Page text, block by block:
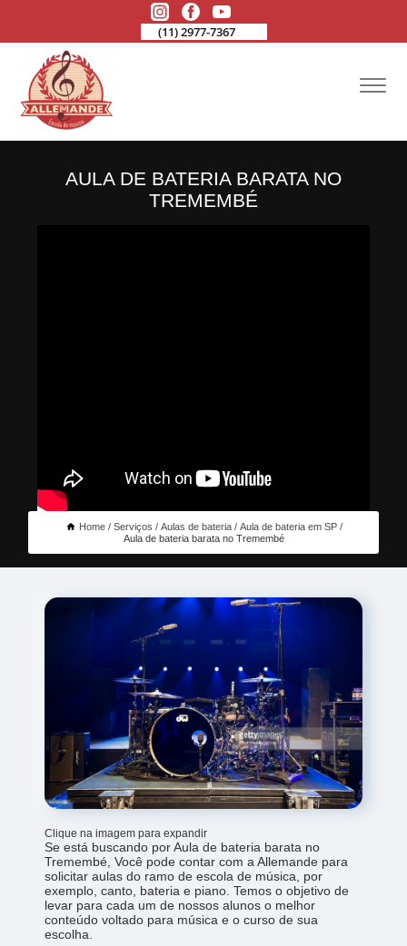
(11) 2977-7367
AULA DE BATERIA BARATA NO
TREMEMBÉ
Home Serviços Aulas de bateria
Aula de bateria em SP
Aula de bateria barata no Tremembé
Clique na imagem para expandir
Se está buscando por Aula de bateria barata no
Tremembé, Você pode contar com a Allemande para
solicitar aulas do ramo de escola de música, por
exemplo, canto, bateria e piano. Temos o objetivo de
levar para cada um de nossos alunos o melhor
conteúdo voltado para música e o curso de sua
escolha.